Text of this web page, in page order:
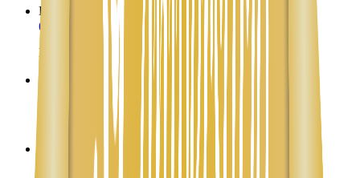
Pinedale
(702) 879-8299
Envíos a Nicaragua desde Pinedale
(702) 879-8299
Envíos a Nicaragua desde Pinetop
AZ
(702) 879-8299